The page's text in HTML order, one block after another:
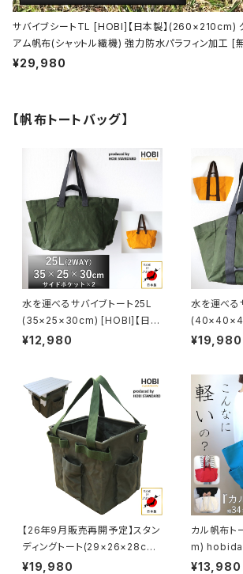
サバイブシートTL [HOBI]【日本製】(260×210cm)
アム帆布(シャットル織機) 強力防水パラフィン加工 [
２号 トラックシート 軽トラ 厚手 マルチシート 頑丈真
¥29,980
【帆布トートバッグ】
水を運べるサバイブトート25L
(35×25×30cm) [HOBI]【日本
製】プレミアム帆布(シャットル織
厚手大容量トートバッグ メンズ
レディース サスティナブル エコ
薪 ログキャリー ツールボックス
コンテナ 収納 ソロ キャンプ ア
ウトドア レジャー コンパクト 軽
量 鞄 包 bag かばん カジュア
ル キャンバス A4 オシャレ おし
ゃれ [MADE IN JAPAN]
¥12,980
水を運べる
本製】プレ
行 出張 機
メンズ レ
ル エコ ロ
クス コン
プ アウト
ト 軽量 鞄
ュアル キ
おしゃれ
¥19,980
【26年9月販売再開予定】スタン
ディングトート(29×26×28cm)
【日本製】[HOBI] 上質帆布(粗
¥19,980
カル帆布
m)
容量 トート
¥13,980